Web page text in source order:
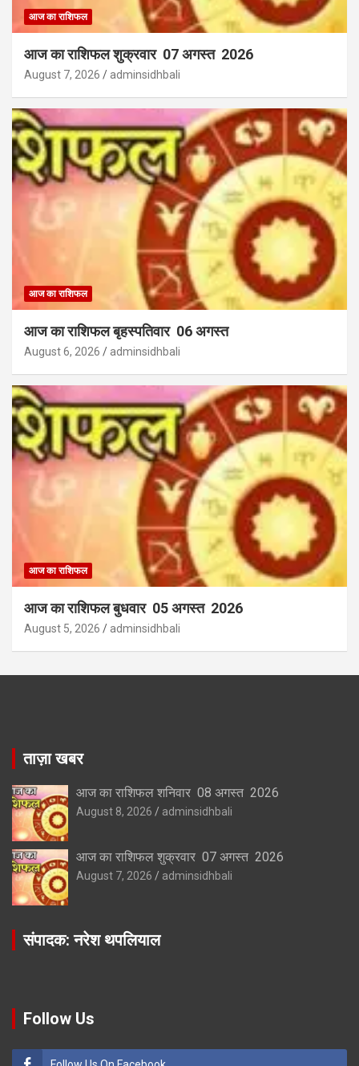
आज का राशिफल
आज का राशिफल शुक्रवार 07 अगस्त 2026
August 7, 2026 adminsidhbali
आज का राशिफल
आज का राशिफल बृहस्पतिवार 06 अगस्त
August 6, 2026 adminsidhbali
आज का राशिफल
आज का राशिफल बुधवार 05 अगस्त 2026
August 5, 2026 adminsidhbali
ताज़ा खबर
आज का राशिफल शनिवार 08 अगस्त 2026
August 8, 2026 adminsidhbali
आज का राशिफल शुक्रवार 07 अगस्त 2026
August 7, 2026 adminsidhbali
संपादक: नरेश थपलियाल
Follow Us